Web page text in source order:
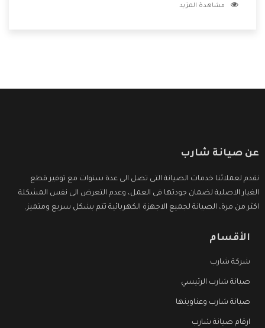
وتقدم للعملاء أقوى العروض والخصومات التى تسهل على
مشاهدة المزيد
عن صيانة شارب
نقدم لعملائنا خدمات الصيانة التى تصل الى عدة سنوات مع توفير قطع
الغيار الاصلية لضمان جودتها فى العمل، وعدم التعرض الى نفس المشكلة
اكثر من مرة، الصيانة لجميع الاجهزة الكهربائية تتم بشكل سريع ومتميز.
الأقسام
شركة شارب
صيانة شارب الرئيسي
صيانة شارب وعناوينها
ارقام صيانة شارب